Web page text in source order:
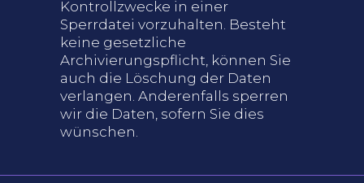
Kontrollzwecke in einer
Sperrdatei vorzuhalten. Besteht
keine gesetzliche
Archivierungspflicht, können Sie
auch die Löschung der Daten
verlangen. Anderenfalls sperren
wir die Daten, sofern Sie dies
wünschen.